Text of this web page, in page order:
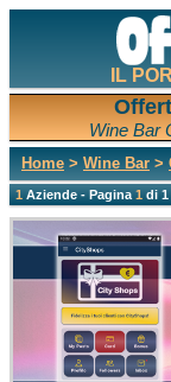
IL
Wine Bar
Home > Wine Bar >
1Aziende - Pagina1di 1